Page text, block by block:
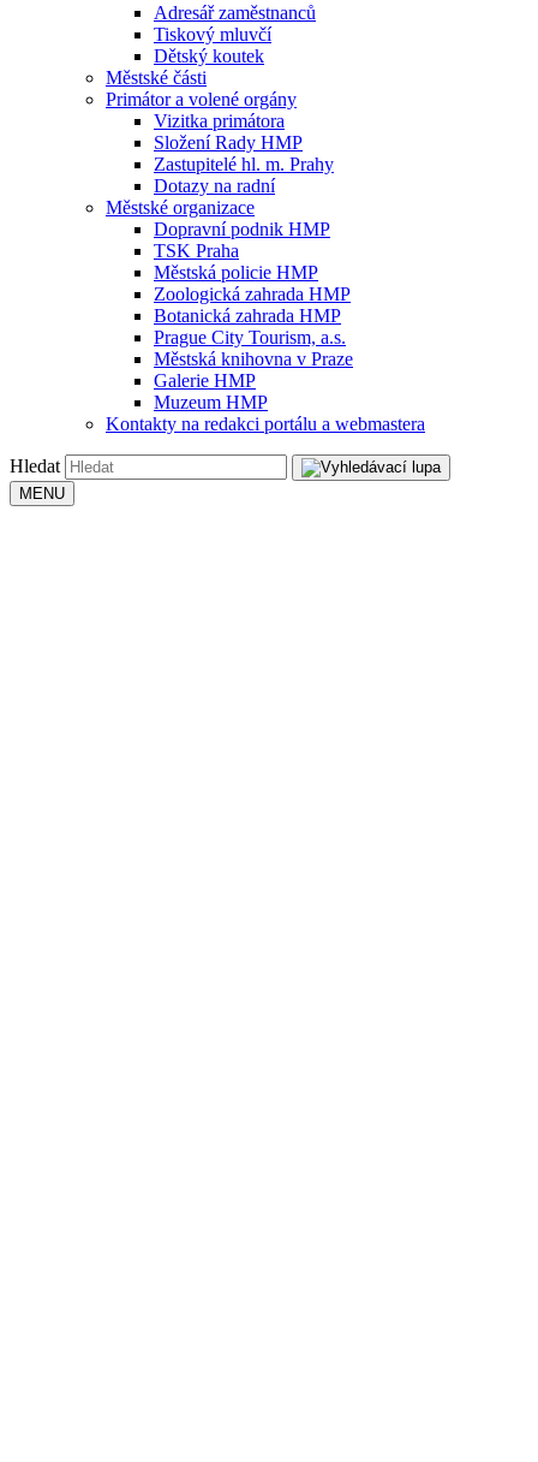
Adresář zaměstnanců
Tiskový mluvčí
Dětský koutek
Městské části
Primátor a volené orgány
Vizitka primátora
Složení Rady HMP
Zastupitelé hl. m. Prahy
Dotazy na radní
Městské organizace
Dopravní podnik HMP
TSK Praha
Městská policie HMP
Zoologická zahrada HMP
Botanická zahrada HMP
Prague City Tourism, a.s.
Městská knihovna v Praze
Galerie HMP
Muzeum HMP
Kontakty na redakci portálu a webmastera
Hledat
MENU